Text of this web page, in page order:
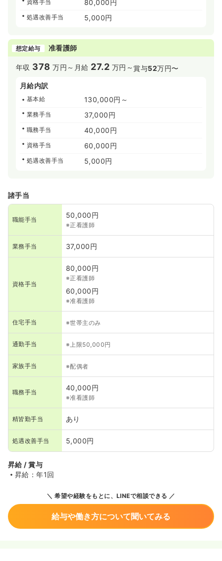
資格手当 80,000円
処遇改善手当 5,000円
想定給与 准看護師
年収 378 万円～ 月給 27.2 万円～賞与52万円〜
月給内訳
基本給 130,000円～
業務手当 37,000円
職務手当 40,000円
資格手当 60,000円
処遇改善手当 5,000円
諸手当
職能手当
50,000円
※正看護師
業務手当 37,000円
資格手当
80,000円
※正看護師
60,000円
※准看護師
住宅手当 ※世帯主のみ
通勤手当 ※上限50,000円
家族手当 ※配偶者
職務手当
40,000円
※准看護師
精皆勤手当 あり
処遇改善手当 5,000円
昇給 / 賞与
昇給：年1回
希望や経験をもとに、LINEで相談できる
給与や働き方について聞いてみる